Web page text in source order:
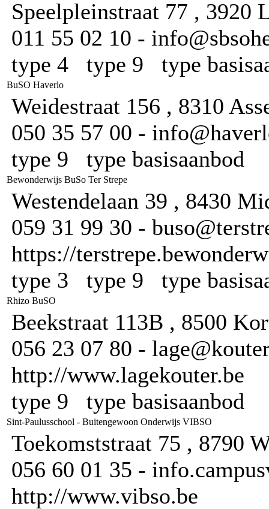
Speelpleinstraat 77 , 3920
011 55 02 10 -
type 4 type 9 type
BuSO Haverlo
Weidestraat 156 , 8310
050 35 57 00 -
type 9 type basisaanbod
Bewonderwijs BuSo Ter Strepe
Westendelaan 39 , 8430
059 31 99 30 -
https://
type 3 type 9 type
Rhizo BuSO
Beekstraat 113B , 8500
056 23 07 80 -
http://www.lagekouter.be
type 9 type basisaanbod
Sint-Paulusschool - Buitengewoon Onderwijs VIBSO
Toekomststraat 75 , 8790
056 60 01 35 -
http://www.vibso.be